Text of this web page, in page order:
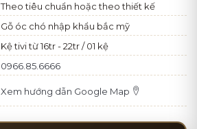
Theo tiêu chuẩn hoặc theo thiết kế
Gỗ óc chó nhập khẩu bắc mỹ
Kệ tivi từ 16tr - 22tr / 01 kệ
0966.85.6666
Xem hướng dẫn Google Map